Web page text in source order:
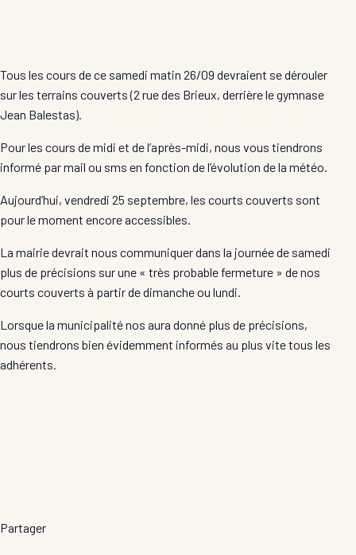
Tous les cours de ce samedi matin 26/09 devraient se dérouler
sur les terrains couverts (2 rue des Brieux, derrière le gymnase
Jean Balestas).
Pour les cours de midi et de l’après-midi, nous vous tiendrons
informé par mail ou sms en fonction de l’évolution de la météo.
Aujourd’hui, vendredi 25 septembre, les courts couverts sont
pour le moment encore accessibles.
La mairie devrait nous communiquer dans la journée de samedi
plus de précisions sur une « très probable fermeture » de nos
courts couverts à partir de dimanche ou lundi.
Lorsque la municipalité nos aura donné plus de précisions,
nous tiendrons bien évidemment informés au plus vite tous les
adhérents.
Partager